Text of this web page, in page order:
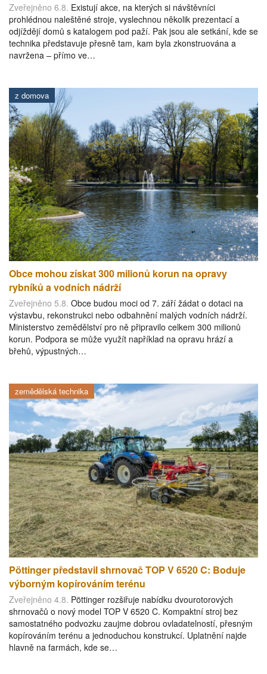
Zveřejněno 6.8. Existují akce, na kterých si návštěvníci
prohlédnou naleštěné stroje, vyslechnou několik prezentací a
odjíždějí domů s katalogem pod paží. Pak jsou ale setkání, kde se
technika představuje přesně tam, kam byla zkonstruována a
navržena – přímo ve…
z domova
Obce mohou získat 300 milionů korun na opravy
rybníků a vodních nádrží
Zveřejněno 5.8. Obce budou moci od 7. září žádat o dotaci na
výstavbu, rekonstrukci nebo odbahnění malých vodních nádrží.
Ministerstvo zemědělství pro ně připravilo celkem 300 milionů
korun. Podpora se může využít například na opravu hrází a
břehů, výpustných…
zemědělská technika
Pöttinger představil shrnovač TOP V 6520 C: Boduje
výborným kopírováním terénu
Zveřejněno 4.8. Pöttinger rozšiřuje nabídku dvourotorových
shrnovačů o nový model TOP V 6520 C. Kompaktní stroj bez
samostatného podvozku zaujme dobrou ovladatelností, přesným
kopírováním terénu a jednoduchou konstrukcí. Uplatnění najde
hlavně na farmách, kde se…